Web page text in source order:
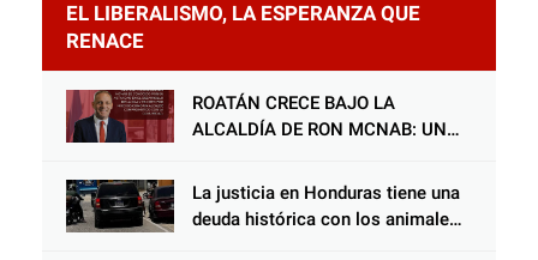
EL LIBERALISMO, LA ESPERANZA QUE
RENACE
ROATÁN CRECE BAJO LA
ALCALDÍA DE RON MCNAB: UN
COMUNIDAD Y DEL PARTIDO
LIBERAL
La justicia en Honduras tiene una
deuda histórica con los animales,